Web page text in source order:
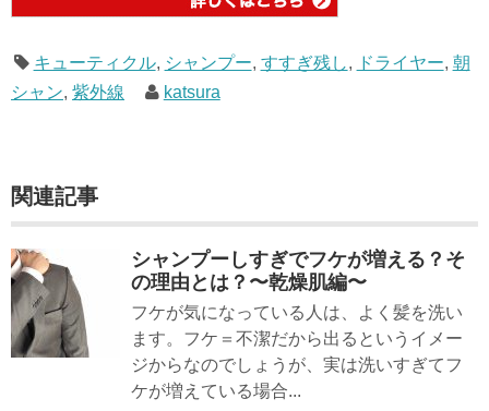
キューティクル, シャンプー, すすぎ残し, ドライヤー, 朝
シャン, 紫外線 katsura
関連記事
シャンプーしすぎでフケが増える？そ
の理由とは？〜乾燥肌編〜
フケが気になっている人は、よく髪を洗い
ます。フケ＝不潔だから出るというイメー
ジからなのでしょうが、実は洗いすぎてフ
ケが増えている場合...